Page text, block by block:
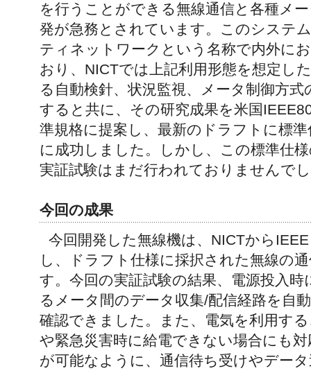
を行うことができる無線通信と各種メ
発が急務とされています。このシステ
ティネットワークという名称で内外に
おり、NICTでは上記利用形態を想定し
る自動検針、状況監視、メータ制御方
すると共に、その研究成果を米国
準規格に提案し、最新のドラフトに標
に成功しました。しかし、この標準仕
実証試験はまだ行われておりませんで
今回の成果
今回開発した無線機は、NICTから
し、ドラフト仕様に採択された無線の
す。今回の実証試験の結果、電源投入
るメータ間のデータ収集/配信経路を自
確認できました。また、電気を利用す
や緊急災害時に給電できない場合にも
が可能なように、通信待ち受けやデー